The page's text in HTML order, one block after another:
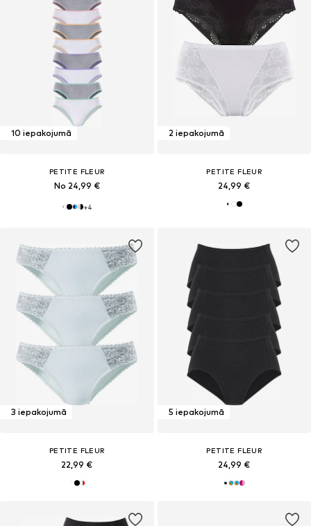
10 iepakojumā
PETITE FLEUR
No 24,99 €
+4
2 iepakojumā
PETITE FLEUR
24,99 €
3 iepakojumā
PETITE FLEUR
22,99 €
5 iepakojumā
PETITE FLEUR
24,99 €